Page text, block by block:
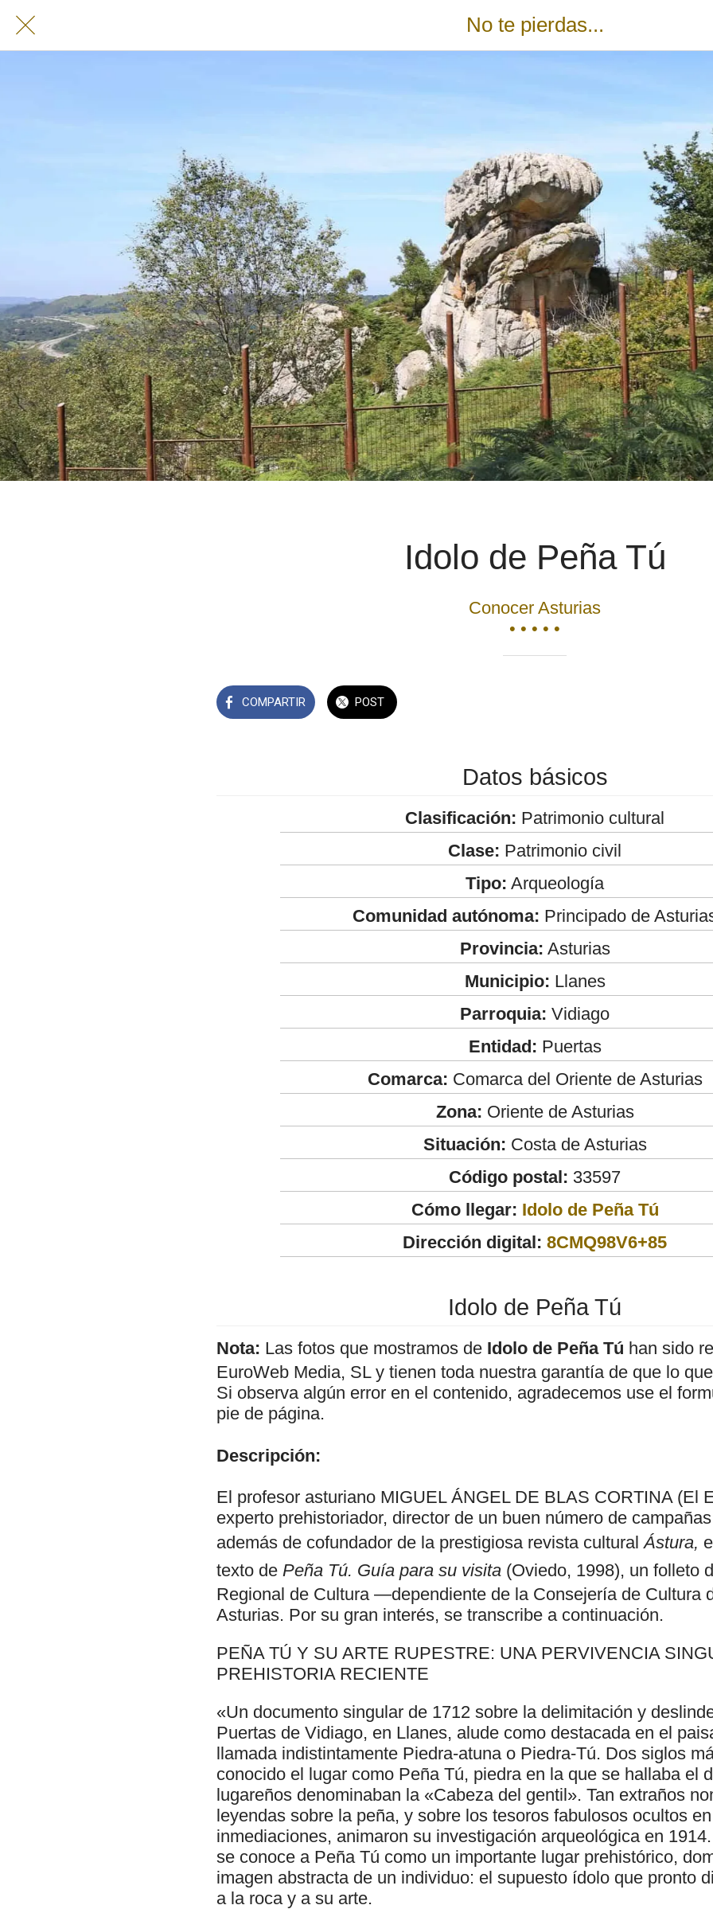
No te pierdas...
Idolo de Peña Tú
Conocer Asturias
• • • • •
COMPARTIR POST
Datos básicos
Clasificación: Patrimonio cultural
Clase: Patrimonio civil
Tipo: Arqueología
Comunidad autónoma: Principado de
Provincia: Asturias
Municipio: Llanes
Parroquia: Vidiago
Entidad: Puertas
Comarca: Comarca del Oriente de Asturias
Zona: Oriente de Asturias
Situación: Costa de Asturias
Código postal: 33597
Cómo llegar: Idolo de Peña Tú
Dirección digital: 8CMQ98V6+85
Idolo de Peña Tú
Nota: Las fotos que mostramos de Idolo de Peña Tú han sido
EuroWeb Media, SL y tienen toda nuestra garantía de que lo
Si observa algún error en el contenido, agradecemos use el
pie de página.
Descripción:
El profesor asturiano MIGUEL ÁNGEL DE BLAS CORTINA (El
experto prehistoriador, director de un buen número de
además de cofundador de la prestigiosa revista cultural Ástura,
texto de Peña Tú. Guía para su visita (Oviedo, 1998), un folleto
Regional de Cultura —dependiente de la Consejería de Cultura
Asturias. Por su gran interés, se transcribe a continuación.
PEÑA TÚ Y SU ARTE RUPESTRE: UNA PERVIVENCIA
PREHISTORIA RECIENTE
«Un documento singular de 1712 sobre la delimitación y
Puertas de Vidiago, en Llanes, alude como destacada en el
llamada indistintamente Piedra-atuna o Piedra-Tú. Dos siglos
conocido el lugar como Peña Tú, piedra en la que se hallaba el
lugareños denominaban la «Cabeza del gentil». Tan extraños
leyendas sobre la peña, y sobre los tesoros fabulosos ocultos
inmediaciones, animaron su investigación arqueológica en
se conoce a Peña Tú como un importante lugar prehistórico,
imagen abstracta de un individuo: el supuesto ídolo que pronto
a la roca y a su arte.